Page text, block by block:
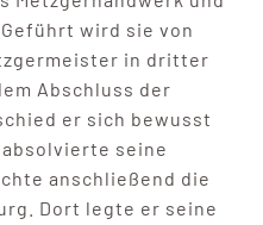
wird sie von
in dritter
Abschluss der
er sich bewusst
seine
anschließend die
Dort legte er seine